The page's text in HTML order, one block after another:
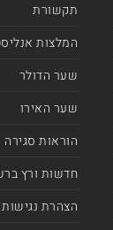
תקשורת
המלצות
שער הדולר
שער האירו
הוראות סגירה
חדשות ורץ
הצהרת נגישות